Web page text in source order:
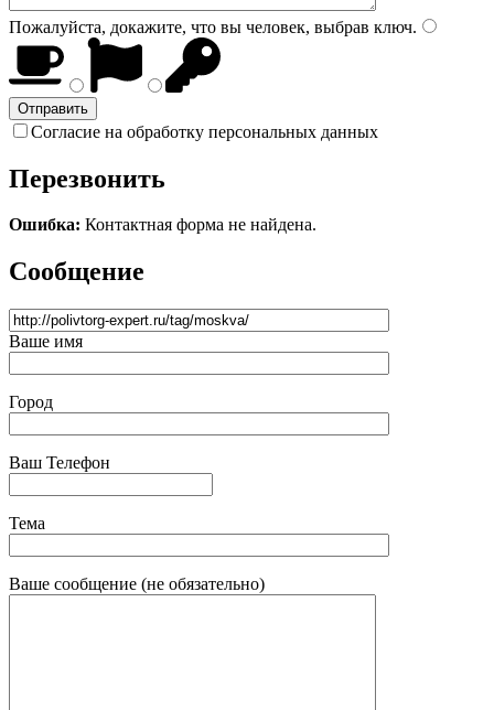
Пожалуйста, докажите, что вы человек, выбрав ключ.
Согласие на обработку персональных данных
Перезвонить
Ошибка: Контактная форма не найдена.
Сообщение
Ваше имя
Город
Ваш Телефон
Тема
Ваше сообщение (не обязательно)